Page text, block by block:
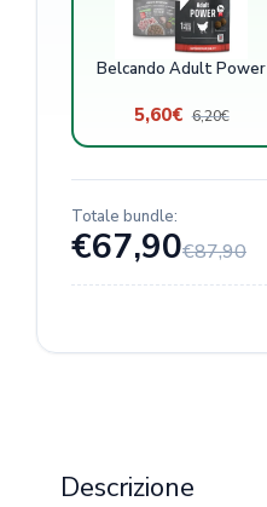
Belcando Adult Power
5,60€ 6,20€
Totale bundle:
€67,90€87,90
Descrizione